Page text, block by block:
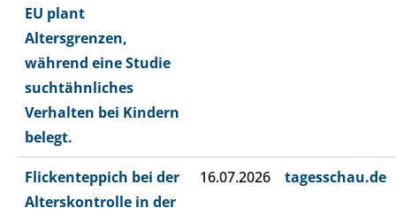
EU plant
Altersgrenzen,
während eine Studie
suchtähnliches
Verhalten bei Kindern
belegt.
Flickenteppich bei der
Alterskontrolle in der
16.07.2026 tagesschau.de